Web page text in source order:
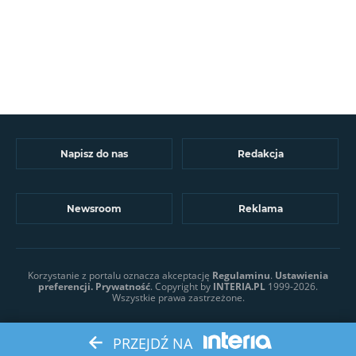
Napisz do nas Redakcja
Newsroom Reklama
Korzystanie z portalu oznacza akceptację Regulaminu. Ustawienia
preferencji. Prywatność. Copyright by INTERIA.PL 1999-2026.
Wszystkie prawa zastrzeżone.
PRZEJDŹ NA